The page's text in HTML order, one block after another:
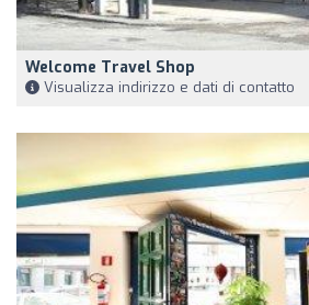
Welcome Travel Shop
Visualizza indirizzo e dati di contatto